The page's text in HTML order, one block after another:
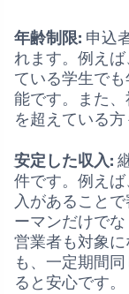
年齢制限: 申込
れます。例え
ている学生で
能です。また
を超えている方
安定した収入:
件です。例え
入があること
ーマンだけで
営業者も対象
も、一定期間
ると安心です。